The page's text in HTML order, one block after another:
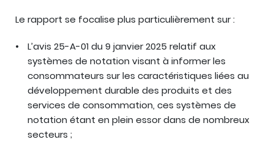
Le rapport se focalise plus particulièrement sur :
L’avis 25-A-01 du 9 janvier 2025 relatif aux
systèmes de notation visant à informer les
consommateurs sur les caractéristiques liées au
développement durable des produits et des
services de consommation, ces systèmes de
notation étant en plein essor dans de nombreux
secteurs ;